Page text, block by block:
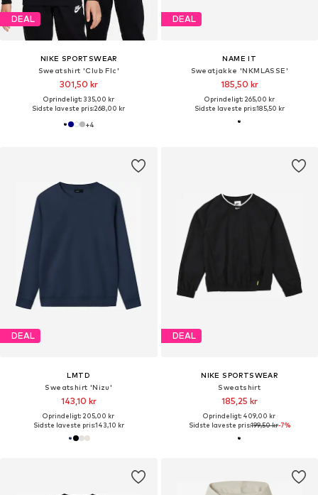
DEAL
NIKE SPORTSWEAR
Sweatshirt 'Club Flc'
301,50 kr
Oprindeligt: 335,00 kr
Sidste laveste pris:268,00 kr
+4
DEAL
NAME IT
Sweatjakke 'NKMLASSE'
185,50 kr
Oprindeligt: 265,00 kr
Sidste laveste pris:185,50 kr
DEAL
LMTD
Sweatshirt 'Nizu'
143,10 kr
Oprindeligt: 205,00 kr
Sidste laveste pris:143,10 kr
DEAL
NIKE SPORTSWEAR
Sweatshirt
185,25 kr
Oprindeligt: 409,00 kr
Sidste laveste pris:199,50 kr-7%